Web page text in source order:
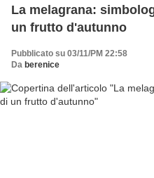
La melagrana:
un frutto d'autunno
Pubblicato su 03/11/PM 22:58
Da berenice